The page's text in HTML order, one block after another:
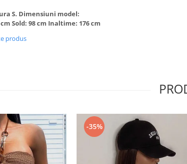
S. Dimensiuni model:
Sold: 98 cm Inaltime: 176 cm
produs
-35%